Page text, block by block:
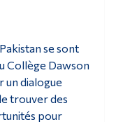
se sont
Collège Dawson
un dialogue
trouver des
pour